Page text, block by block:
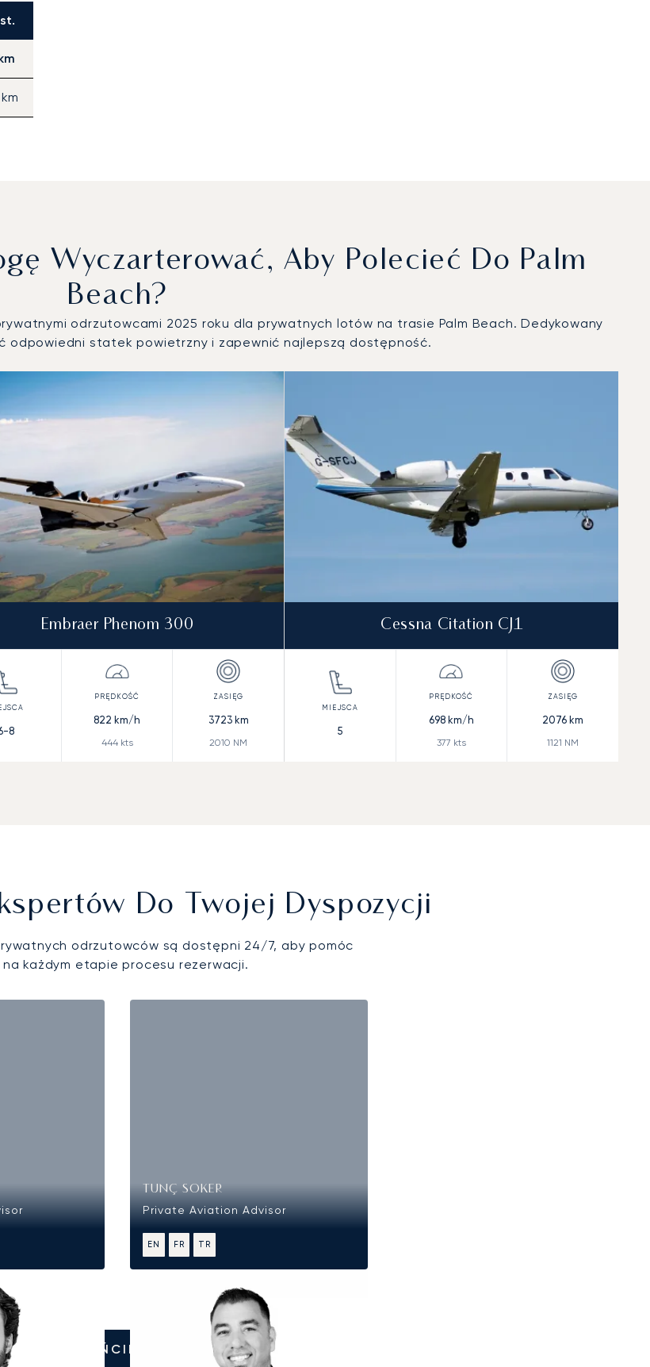
Wyczarterować, Aby Polecieć Do Palm
Beach?
odrzutowcami 2025 roku dla prywatnych lotów na trasie Palm Beach. Dedykowany
statek powietrzny i zapewnić najlepszą dostępność.
liczby operacji lotniczych w 2025 roku
Embraer Phenom 300
8
822 km/h
444kts
3723km
2010 NM
Cessna Citation CJ1
5
698km/h
377 kts
2076km
1121 NM
Do Twojej Dyspozycji
odrzutowców są dostępni 24/7, aby pomóc
na każdym etapie procesu rezerwacji.
TUNÇ SOKER
Private Aviation Advisor
EN FR TR
ZADZWOŃCIE DO NAS